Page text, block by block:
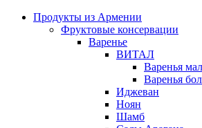
Продукты из Армении
Фруктовые консервации
Варенье
ВИТАЛ
Варенья
Варенья
Иджеван
Ноян
Шамб